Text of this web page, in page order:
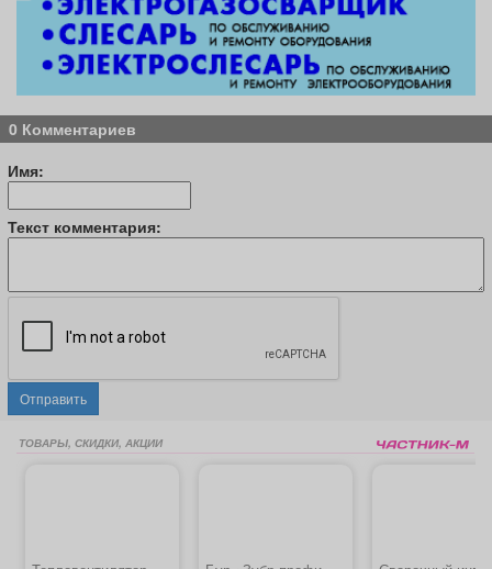
0 Комментариев
Имя:
Текст комментария:
Отправить
ТОВАРЫ, СКИДКИ, АКЦИИ